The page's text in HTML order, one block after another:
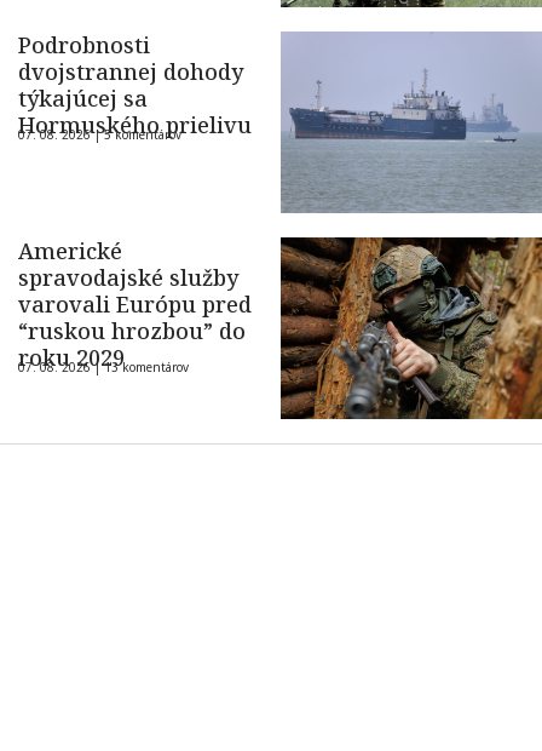
Podrobnosti
dvojstrannej dohody
týkajúcej sa
Hormuského prielivu
07. 08. 2026 |5 komentárov
Americké
spravodajské služby
varovali Európu pred
“ruskou hrozbou” do
roku 2029
07. 08. 2026 |13 komentárov